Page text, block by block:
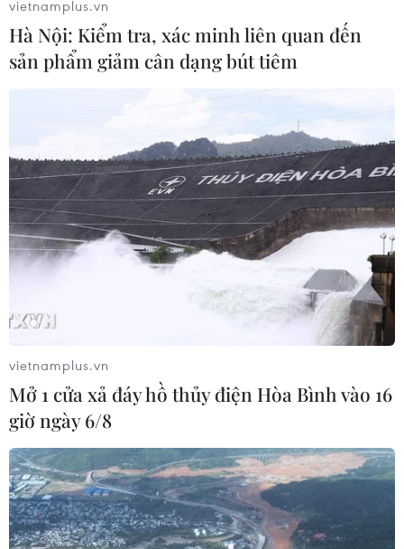
Nhà lãnh đạo Triều Tiên tin tưởng vào mối
quan hệ tốt đẹp với Nga
Nhà lãnh đạo Triều Tiên Kim Jong-un đã bày tỏ sự tin
tưởng mạnh mẽ rằng những thỏa thuận mà ông đã đạt
được với Tổng thống Nga Vladimir Putin sẽ mang lại
"những trái ngọt.”
Truyền thông Triều Tiên: Mỹ khiến hội
vietnamplus.vn
Hà Nội: Kiểm tra, xác minh liên quan đến
sản phẩm giảm cân dạng bút tiêm
vietnamplus.vn
Mở 1 cửa xả đáy hồ thủy điện Hòa Bình vào 16
giờ ngày 6/8